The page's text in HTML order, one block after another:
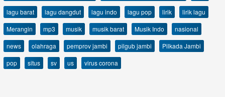
lagu barat
lagu dangdut lagu indo lagu pop lirik
lirik lagu
Merangin
mp3 musik musik barat Musik Indo
nasional
news
olahraga pemprov jambi pilgub jambi
Pilkada Jambi
pop
situs sv us virus corona